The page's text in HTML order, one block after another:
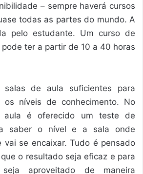
– sempre haverá cursos
todas as partes do mundo. A
pelo estudante. Um curso de
ter a partir de 10 a 40 horas
de aula suficientes para
níveis de conhecimento. No
aula é oferecido um teste de
saber o nível e a sala onde
vai se encaixar. Tudo é pensado
o resultado seja eficaz e para
aproveitado de maneira